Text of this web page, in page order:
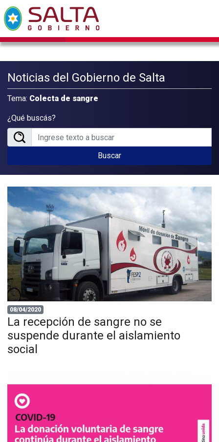
Noticias del Gobierno de Salta
Tema: Colecta de sangre
¿Qué buscás?
Buscar
08/04/2020
La recepción de sangre no se
suspende durante el aislamiento
social